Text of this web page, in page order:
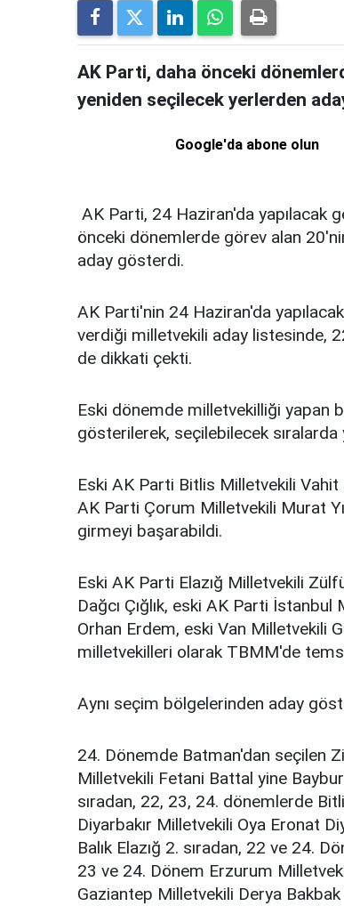
AK Parti, daha önceki
yeniden seçilecek yerlerden
Google'da abone olun
AK Parti, 24 Haziran'da yapılacak
önceki dönemlerde görev alan
aday gösterdi.
AK Parti'nin 24 Haziran'da
verdiği milletvekili aday listesinde,
de dikkati çekti.
Eski dönemde milletvekilliği yapan
gösterilerek, seçilebilecek sıralarda
Eski AK Parti Bitlis Milletvekili
AK Parti Çorum Milletvekili Murat
girmeyi başarabildi.
Eski AK Parti Elazığ Milletvekili
Dağcı Çığlık, eski AK Parti
Orhan Erdem, eski Van Milletvekili
milletvekilleri olarak TBMM'de
Aynı seçim bölgelerinden aday
24. Dönemde Batman'dan seçilen
Milletvekili Fetani Battal yine
sıradan, 22, 23, 24. dönemlerde
Diyarbakır Milletvekili Oya Eronat
Balık Elazığ 2. sıradan, 22 ve 24.
23 ve 24. Dönem Erzurum
Gaziantep Milletvekili Derya